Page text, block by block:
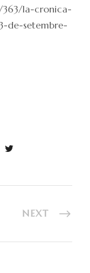
363/la-cronica-
de-setembre-
NEXT